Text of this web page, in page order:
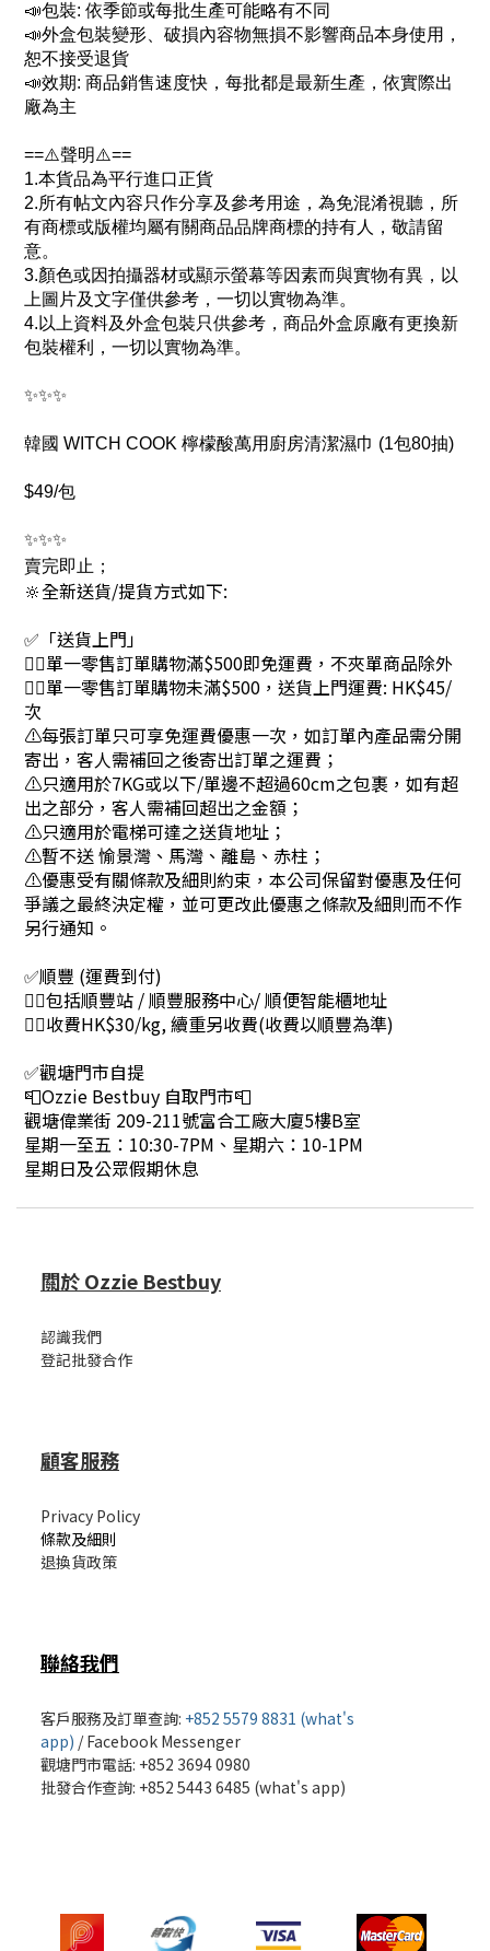
📣包裝: 依季節或每批生產可能略有不同
📣外盒包裝變形、破損內容物無損不影響商品本身使用，
恕不接受退貨
📣效期: 商品銷售速度快，每批都是最新生產，依實際出
廠為主
==⚠️聲明⚠️==
1.本貨品為平行進口正貨
2.所有帖文內容只作分享及參考用途，為免混淆視聽，所
有商標或版權均屬有關商品品牌商標的持有人，敬請留
意。
3.顏色或因拍攝器材或顯示螢幕等因素而與實物有異，以
上圖片及文字僅供參考，一切以實物為準。
4.以上資料及外盒包裝只供參考，商品外盒原廠有更換新
包裝權利，一切以實物為準。
✨✨✨
韓國 WITCH COOK 檸檬酸萬用廚房清潔濕巾 (1包80抽)
$49/包
✨✨✨
賣完即止；
🔆全新送貨/提貨方式如下:
✅「送貨上門」
👉🏻單一零售訂單購物滿$500即免運費，不夾單商品除外
👉🏻單一零售訂單購物未滿$500，送貨上門運費: HK$45/
次
⚠每張訂單只可享免運費優惠一次，如訂單內產品需分開
寄出，客人需補回之後寄出訂單之運費；
⚠只適用於7KG或以下/單邊不超過60cm之包裹，如有超
出之部分，客人需補回超出之金額；
⚠只適用於電梯可達之送貨地址；
⚠暫不送 愉景灣、馬灣、離島、赤柱；
⚠優惠受有關條款及細則約束，本公司保留對優惠及任何
爭議之最終決定權，並可更改此優惠之條款及細則而不作
另行通知。
✅順豐 (運費到付)
👉🏻包括順豐站 / 順豐服務中心/ 順便智能櫃地址
👉🏻收費HK$30/kg, 續重另收費(收費以順豐為準)
✅觀塘門市自提
📮Ozzie Bestbuy 自取門市📮
觀塘偉業街 209-211號富合工廠大廈5樓B室
星期一至五：10:30-7PM、星期六：10-1PM
星期日及公眾假期休息
關於 Ozzie Bestbuy
認識我們
登記批發合作
顧客服務
Privacy Policy
條款及細則
退換貨政策
聯絡我們
客戶服務及訂單查詢: +852 5579 8831 (what's
app) /Facebook Messenger
觀塘門市電話: +852 3694 0980
批發合作查詢: +852 5443 6485 (what's app)